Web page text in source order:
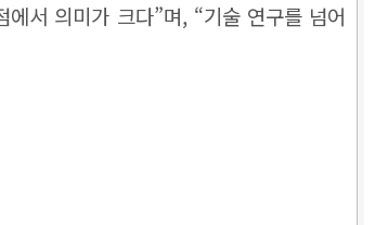
서 의미가 크다”며, “기술 연구를 넘어